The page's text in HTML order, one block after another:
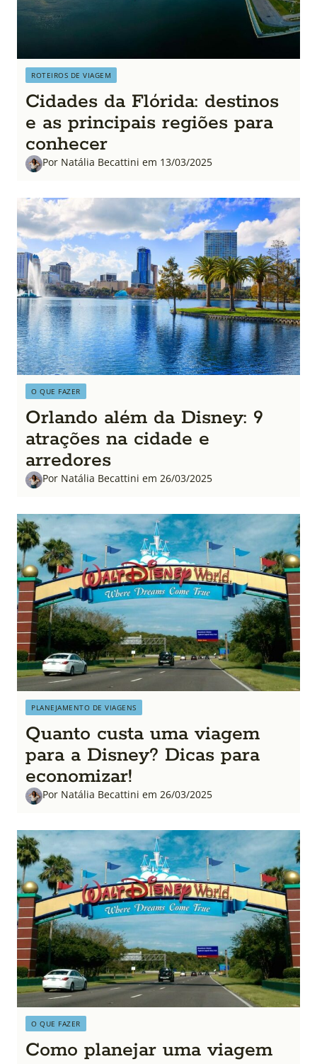
ROTEIROS DE VIAGEM
Cidades da Flórida: destinos
e as principais regiões para
conhecer
Por Natália Becattini em 13/03/2025
O QUE FAZER
Orlando além da Disney: 9
atrações na cidade e
arredores
Por Natália Becattini em 26/03/2025
PLANEJAMENTO DE VIAGENS
Quanto custa uma viagem
para a Disney? Dicas para
economizar!
Por Natália Becattini em 26/03/2025
O QUE FAZER
Como planejar uma viagem